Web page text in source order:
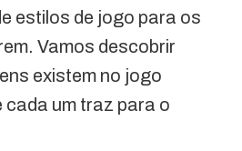
estilos de jogo para os
Vamos descobrir
existem no jogo
cada um traz para o